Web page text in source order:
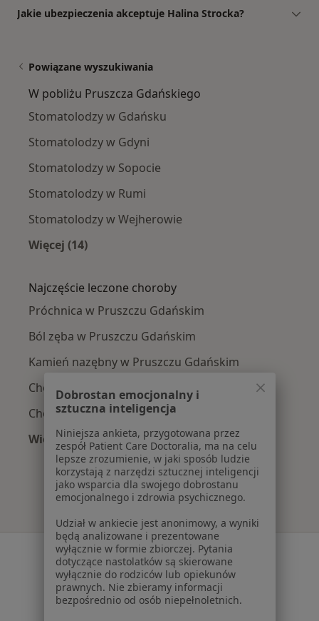
Jakie ubezpieczenia akceptuje Halina Strocka?
Powiązane wyszukiwania
W pobliżu Pruszcza Gdańskiego
Stomatolodzy w Gdańsku
Stomatolodzy w Gdyni
Stomatolodzy w Sopocie
Stomatolodzy w Rumi
Stomatolodzy w Wejherowie
Więcej (14)
Najczęście leczone choroby
Próchnica w Pruszczu Gdańskim
Ból zęba w Pruszczu Gdańskim
Kamień nazębny w Pruszczu Gdańskim
Choroby dziąseł w Pruszczu Gdańskim
Choroby miazgi w Pruszczu Gdańskim
Więcej (14)
Więcej w kategorii: Najczęście leczone
Serwis
Regulamin
Polityka prywatności pacjentów
Dobrostan emocjonalny i
sztuczna inteligencja
Niniejsza ankieta, przygotowana przez
zespół Patient Care Doctoralia, ma na celu
lepsze zrozumienie, w jaki sposób ludzie
korzystają z narzędzi sztucznej inteligencji
jako wsparcia dla swojego dobrostanu
emocjonalnego i zdrowia psychicznego.
Udział w ankiecie jest anonimowy, a wyniki
będą analizowane i prezentowane
wyłącznie w formie zbiorczej. Pytania
dotyczące nastolatków są skierowane
wyłącznie do rodziców lub opiekunów
prawnych. Nie zbieramy informacji
bezpośrednio od osób niepełnoletnich.